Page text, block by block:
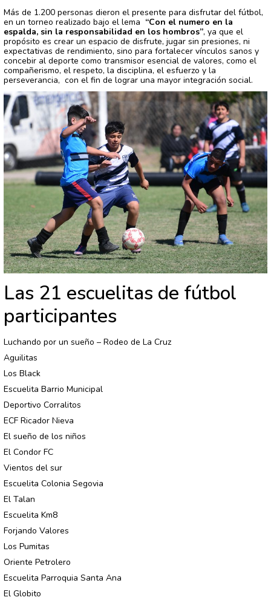
Más de 1.200 personas dieron el presente para disfrutar del fútbol,
en un torneo realizado bajo el lema “Con el numero en la
espalda, sin la responsabilidad en los hombros”, ya que el
propósito es crear un espacio de disfrute, jugar sin presiones, ni
expectativas de rendimiento, sino para fortalecer vínculos sanos y
concebir al deporte como transmisor esencial de valores, como el
compañerismo, el respeto, la disciplina, el esfuerzo y la
perseverancia, con el fin de lograr una mayor integración social.
Las 21 escuelitas de fútbol
participantes
Luchando por un sueño – Rodeo de La Cruz
Aguilitas
Los Black
Escuelita Barrio Municipal
Deportivo Corralitos
ECF Ricador Nieva
El sueño de los niños
El Condor FC
Vientos del sur
Escuelita Colonia Segovia
El Talan
Escuelita Km8
Forjando Valores
Los Pumitas
Oriente Petrolero
Escuelita Parroquia Santa Ana
El Globito